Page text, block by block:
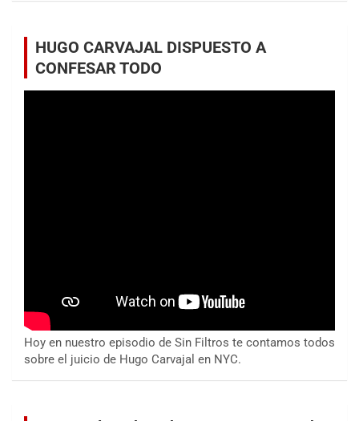
HUGO CARVAJAL DISPUESTO A
CONFESAR TODO
Hoy en nuestro episodio de Sin Filtros te contamos todos
sobre el juicio de Hugo Carvajal en NYC.